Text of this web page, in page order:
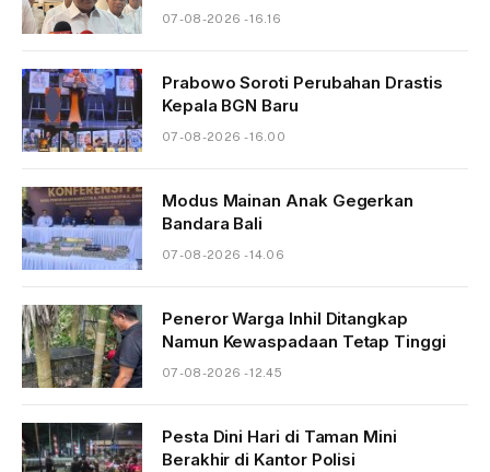
07-08-2026 - 16.16
Prabowo Soroti Perubahan Drastis
Kepala BGN Baru
07-08-2026 - 16.00
Modus Mainan Anak Gegerkan
Bandara Bali
07-08-2026 - 14.06
Peneror Warga Inhil Ditangkap
Namun Kewaspadaan Tetap Tinggi
07-08-2026 - 12.45
Pesta Dini Hari di Taman Mini
Berakhir di Kantor Polisi